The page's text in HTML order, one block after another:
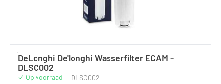
DeLonghi De'longhi Wasserfilter ECAM -
DLSC002
Op voorraad · DLSC002